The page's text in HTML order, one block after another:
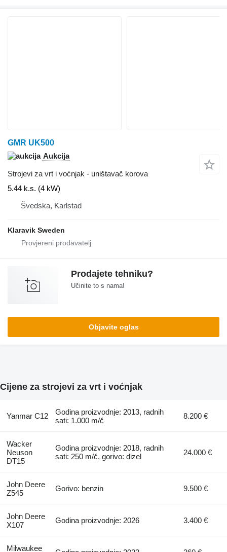
GMR UK500
Aukcija
Strojevi za vrt i voćnjak - uništavač korova
5.44 k.s. (4 kW)
Švedska, Karlstad
Klaravik Sweden
Prodajete tehniku?
Učinite to s nama!
Objavite oglas
Cijene za strojevi za vrt i voćnjak
Yanmar C12
Godina proizvodnje: 2013, radnih
sati: 1.000 m/č
8.200 €
Wacker
Neuson
DT15
Godina proizvodnje: 2018, radnih
sati: 250 m/č, gorivo: dizel
24.000 €
John Deere
Z545
Gorivo: benzin 9.500 €
John Deere
X107
Godina proizvodnje: 2026 3.400 €
Milwaukee